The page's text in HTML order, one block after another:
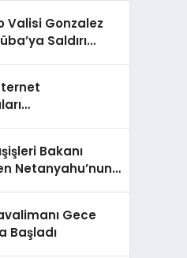
Valisi Gonzalez
Saldırı
Bakanı
Netanyahu’nun
Gece
Başladı